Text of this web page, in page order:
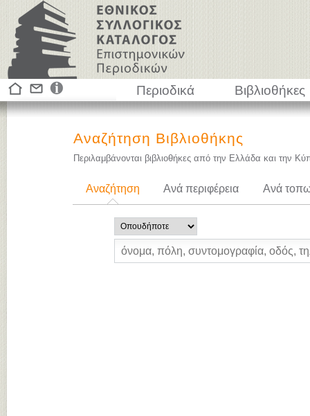
Περιοδικά Βιβλιοθήκες
Αναζήτηση Βιβλιοθήκης
Περιλαμβάνονται βιβλιοθήκες από την Ελλάδα και την
Αναζήτηση Ανά περιφέρεια Ανά